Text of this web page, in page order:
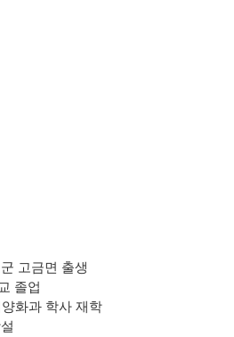
고금면 출생
졸업
화과 학사 재학